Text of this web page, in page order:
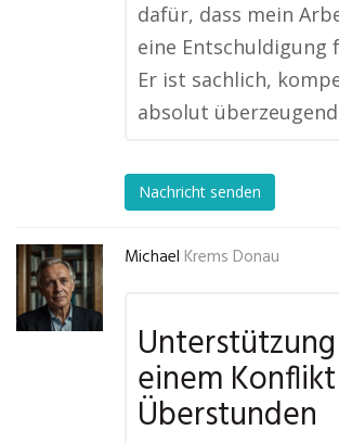
dafür, dass mein
eine Entschuldigung
Er ist sachlich,
absolut
Nachricht senden
Michael Krems Donau
einem
Überstunden